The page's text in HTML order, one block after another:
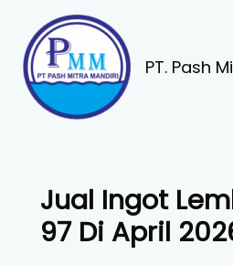
konten
PT. Pash
Jual Ingot
97 Di April